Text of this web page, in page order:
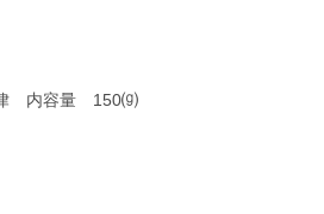
律 内容量 150⒢